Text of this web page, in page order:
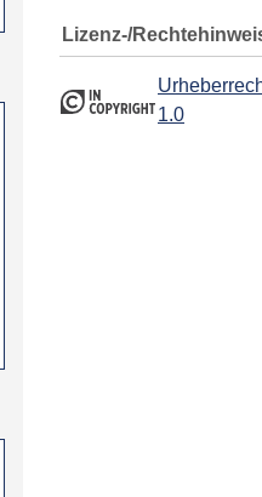
Lizenz-/
1.0